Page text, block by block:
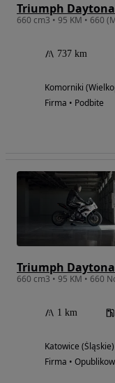
Triumph Daytona
660 cm3 • 95 KM • 660
737 km
Komorniki
Firma • Podbite
Triumph Daytona
660 cm3 • 95 KM • 660
1 km
Katowice (Śląskie)
Firma •